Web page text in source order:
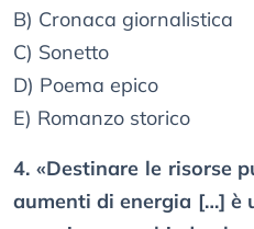
B) Cronaca giornalistica
C) Sonetto
D) Poema epico
E) Romanzo storico
4. «Destinare le risorse
aumenti di energia […] è